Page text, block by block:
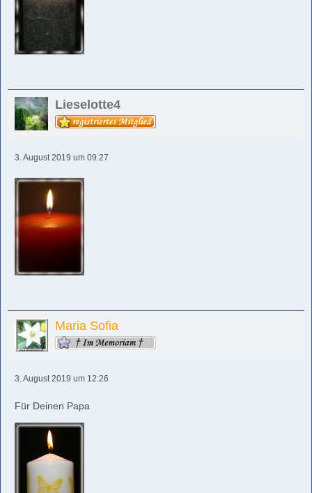
Lieselotte4
3. August 2019 um 09:27
Maria Sofia
3. August 2019 um 12:26
Für Deinen Papa